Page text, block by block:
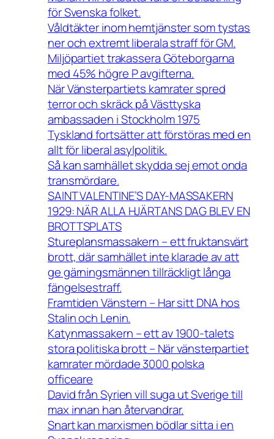
för Svenska folket.
Våldtäkter inom hemtjänster som tystas
ner och extremt liberala straff för GM.
Miljöpartiet trakassera Göteborgarna
med 45% högre P avgifterna.
När Vänsterpartiets kamrater spred
terror och skräck på Västtyska
ambassaden i Stockholm 1975
Tyskland fortsätter att förstöras med en
allt för liberal asylpolitik.
Så kan samhället skydda sej emot onda
transmördare.
SAINT VALENTINE’S DAY-MASSAKERN
1929: NÄR ALLA HJÄRTANS DAG BLEV EN
BROTTSPLATS
Stureplansmassakern – ett fruktansvärt
brott, där samhället inte klarade av att
ge gärningsmännen tillräckligt långa
fängelsestraff.
Framtiden Vänstern – Har sitt DNA hos
Stalin och Lenin.
Katynmassakern – ett av 1900-talets
stora politiska brott – När vänsterpartiet
kamrater mördade 3000 polska
officeare
David från Syrien vill suga ut Sverige till
max innan han återvandrar.
Snart kan marxismen bödlar sitta i en